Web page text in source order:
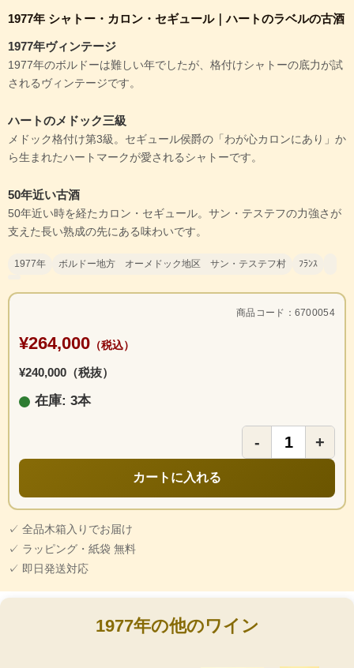
1977年 シャトー・カロン・セギュール｜ハートのラベルの古酒
1977年ヴィンテージ
1977年のボルドーは難しい年でしたが、格付けシャトーの底力が試
されるヴィンテージです。
ハートのメドック三級
メドック格付け第3級。セギュール侯爵の「わが心カロンにあり」か
ら生まれたハートマークが愛されるシャトーです。
50年近い古酒
50年近い時を経たカロン・セギュール。サン・テステフの力強さが
支えた長い熟成の先にある味わいです。
1977年 ボルドー地方 オーメドック地区 サン・テステフ村 ﾌﾗﾝｽ
商品コード：6700054
¥264,000 （税込）
¥240,000（税抜）
在庫: 3本
- +
カートに入れる
✓ 全品木箱入りでお届け
✓ ラッピング・紙袋 無料
✓ 即日発送対応
1977年の他のワイン